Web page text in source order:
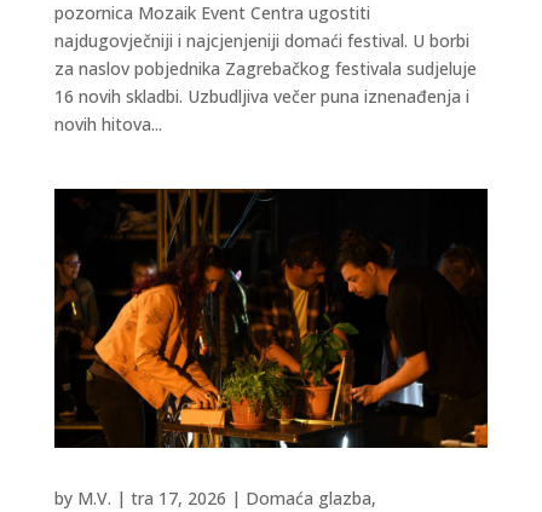
pozornica Mozaik Event Centra ugostiti
najdugovječniji i najcjenjeniji domaći festival. U borbi
za naslov pobjednika Zagrebačkog festivala sudjeluje
16 novih skladbi. Uzbudljiva večer puna iznenađenja i
novih hitova...
by M.V. | tra 17, 2026 | Domaća glazba,